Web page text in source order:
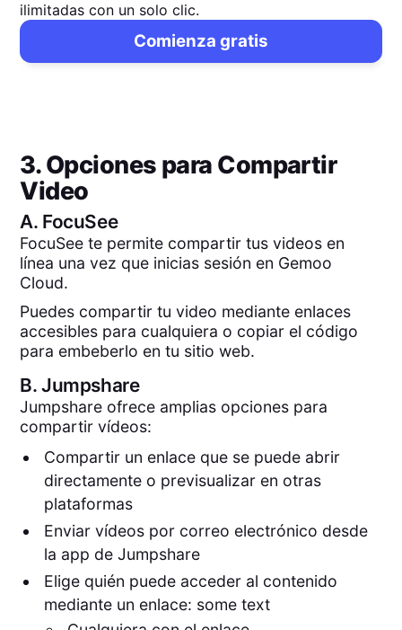
ilimitadas con un solo clic.
Comienza gratis
3. Opciones para Compartir
Video
A. FocuSee
FocuSee te permite compartir tus videos en
línea una vez que inicias sesión en Gemoo
Cloud.
Puedes compartir tu video mediante enlaces
accesibles para cualquiera o copiar el código
para embeberlo en tu sitio web.
B.Jumpshare
Jumpshare ofrece amplias opciones para
compartir vídeos:
Compartir un enlace que se puede abrir
directamente o previsualizar en otras
plataformas
Enviar vídeos por correo electrónico desde
la app de Jumpshare
Elige quién puede acceder al contenido
mediante un enlace: some text